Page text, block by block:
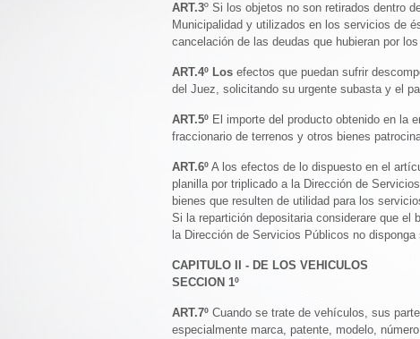
ART.3º Si los objetos no son retirados dentro
Municipalidad y utilizados en los servicios de
cancelación de las deudas que hubieran por
ART.4º Los efectos que puedan sufrir
del Juez, solicitando su urgente subasta y el
ART.5º El importe del producto obtenido en la
fraccionario de terrenos y otros bienes
ART.6º A los efectos de lo dispuesto en el
planilla por triplicado a la Dirección de
bienes que resulten de utilidad para los
Si la repartición depositaria considerare que
la Dirección de Servicios Públicos no disponga
CAPITULO II - DE LOS VEHICULOS
SECCION 1º
ART.7º Cuando se trate de vehículos, sus
especialmente marca, patente, modelo,